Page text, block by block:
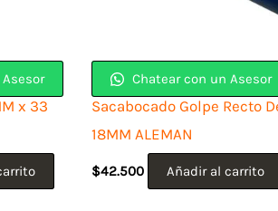
x 33
Chatear con un Asesor
Sacabocado Golpe Recto
18MM ALEMAN
$42.500 Añadir al carrito